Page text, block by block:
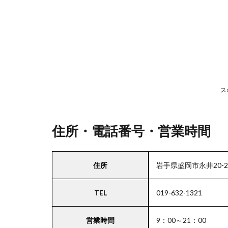
エリ
住所・電話番号・営業時間
住所 岩手県盛岡市永井20-
TEL 019-632-1321
営業時間 9：00～21：00